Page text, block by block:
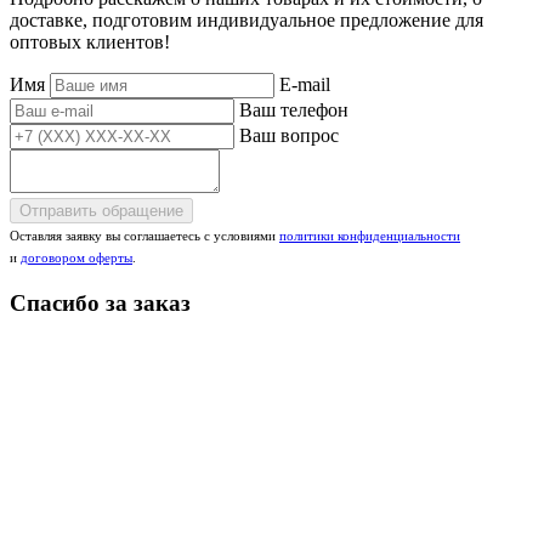
доставке, подготовим индивидуальное предложение для
оптовых клиентов!
Имя
E-mail
Ваш телефон
Ваш вопрос
Отправить обращение
Оставляя заявку вы соглашаетесь с условиями политики конфиденциальности
и договором оферты
Спасибо за заказ